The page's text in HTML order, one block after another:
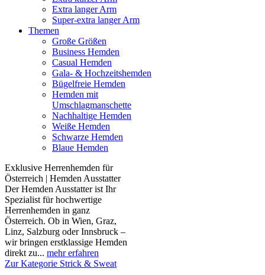
Extra langer Arm
Super-extra langer Arm
Themen
Große Größen
Business Hemden
Casual Hemden
Gala- & Hochzeitshemden
Bügelfreie Hemden
Hemden mit
Umschlagmanschette
Nachhaltige Hemden
Weiße Hemden
Schwarze Hemden
Blaue Hemden
Exklusive Herrenhemden für
Österreich | Hemden Ausstatter
Der Hemden Ausstatter ist Ihr
Spezialist für hochwertige
Herrenhemden in ganz
Österreich. Ob in Wien, Graz,
Linz, Salzburg oder Innsbruck –
wir bringen erstklassige Hemden
direkt zu... mehr erfahren
Zur Kategorie Strick & Sweat